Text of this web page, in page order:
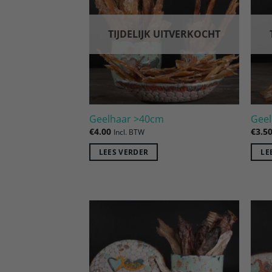
verlanglijst
TIJDELIJK UITVERKOCHT
Geelhaar >40cm
€4.00 Incl. BTW
LEES VERDER
€3.50
Toevoegen
aan
verlanglijst